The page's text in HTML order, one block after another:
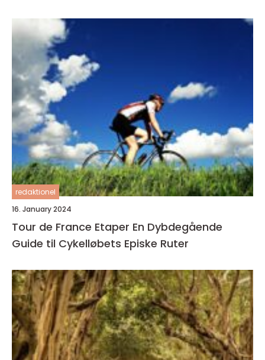
redaktionel
16. January 2024
Tour de France Etaper En Dybdegående
Guide til Cykelløbets Episke Ruter